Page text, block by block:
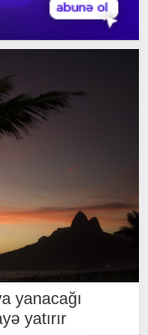
yanacağı
yatırır